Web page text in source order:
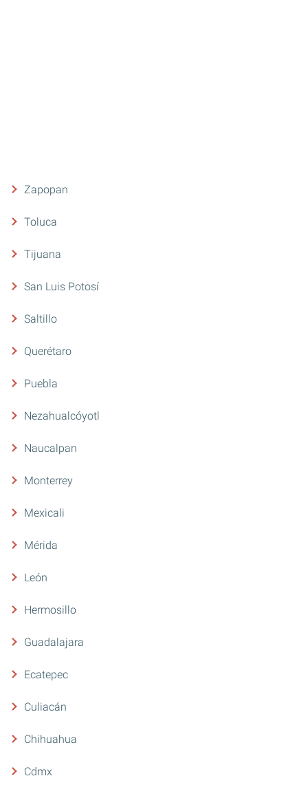
Zapopan
Toluca
Tijuana
San Luis Potosí
Saltillo
Querétaro
Puebla
Nezahualcóyotl
Naucalpan
Monterrey
Mexicali
Mérida
León
Hermosillo
Guadalajara
Ecatepec
Culiacán
Chihuahua
Cdmx